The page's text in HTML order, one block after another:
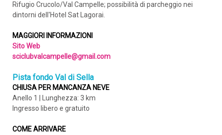
Rifugio Crucolo/Val Campelle; possibilità di parcheggio nei
dintorni dell'Hotel Sat Lagorai.
MAGGIORI INFORMAZIONI
Sito Web
sciclubvalcampelle@gmail.com
Pista fondo Val di Sella
CHIUSA PER MANCANZA NEVE
Anello 1 | Lunghezza: 3 km
Ingresso libero e gratuito
COME ARRIVARE